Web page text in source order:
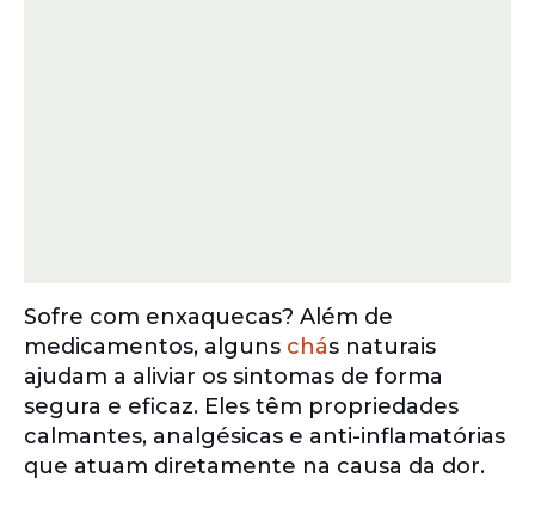
Sofre com enxaquecas? Além de
medicamentos, alguns chás naturais
ajudam a aliviar os sintomas de forma
segura e eficaz. Eles têm propriedades
calmantes, analgésicas e anti-inflamatórias
que atuam diretamente na causa da dor.